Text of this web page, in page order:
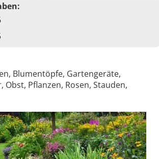
Blumentöpfe, Gartengeräte,
Obst, Pflanzen, Rosen, Stauden,